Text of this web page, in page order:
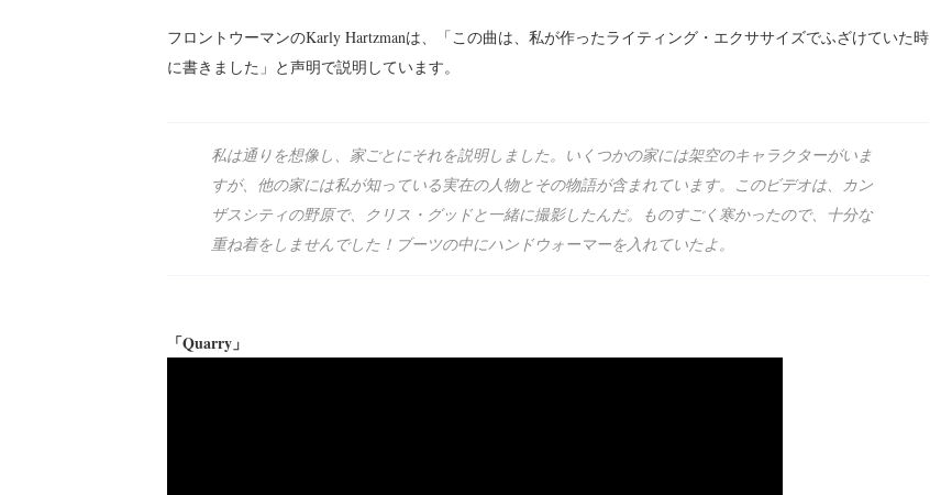
フロントウーマンのKarly Hartzmanは、「この曲は、私が作ったライティング・エクササイズでふざけていた時
に書きました」と声明で説明しています。
私は通りを想像し、家ごとにそれを説明しました。いくつかの家には架空のキャラクターがいま
すが、他の家には私が知っている実在の人物とその物語が含まれています。このビデオは、カン
ザスシティの野原で、クリス・グッドと一緒に撮影したんだ。ものすごく寒かったので、十分な
重ね着をしませんでした！ブーツの中にハンドウォーマーを入れていたよ。
「Quarry」